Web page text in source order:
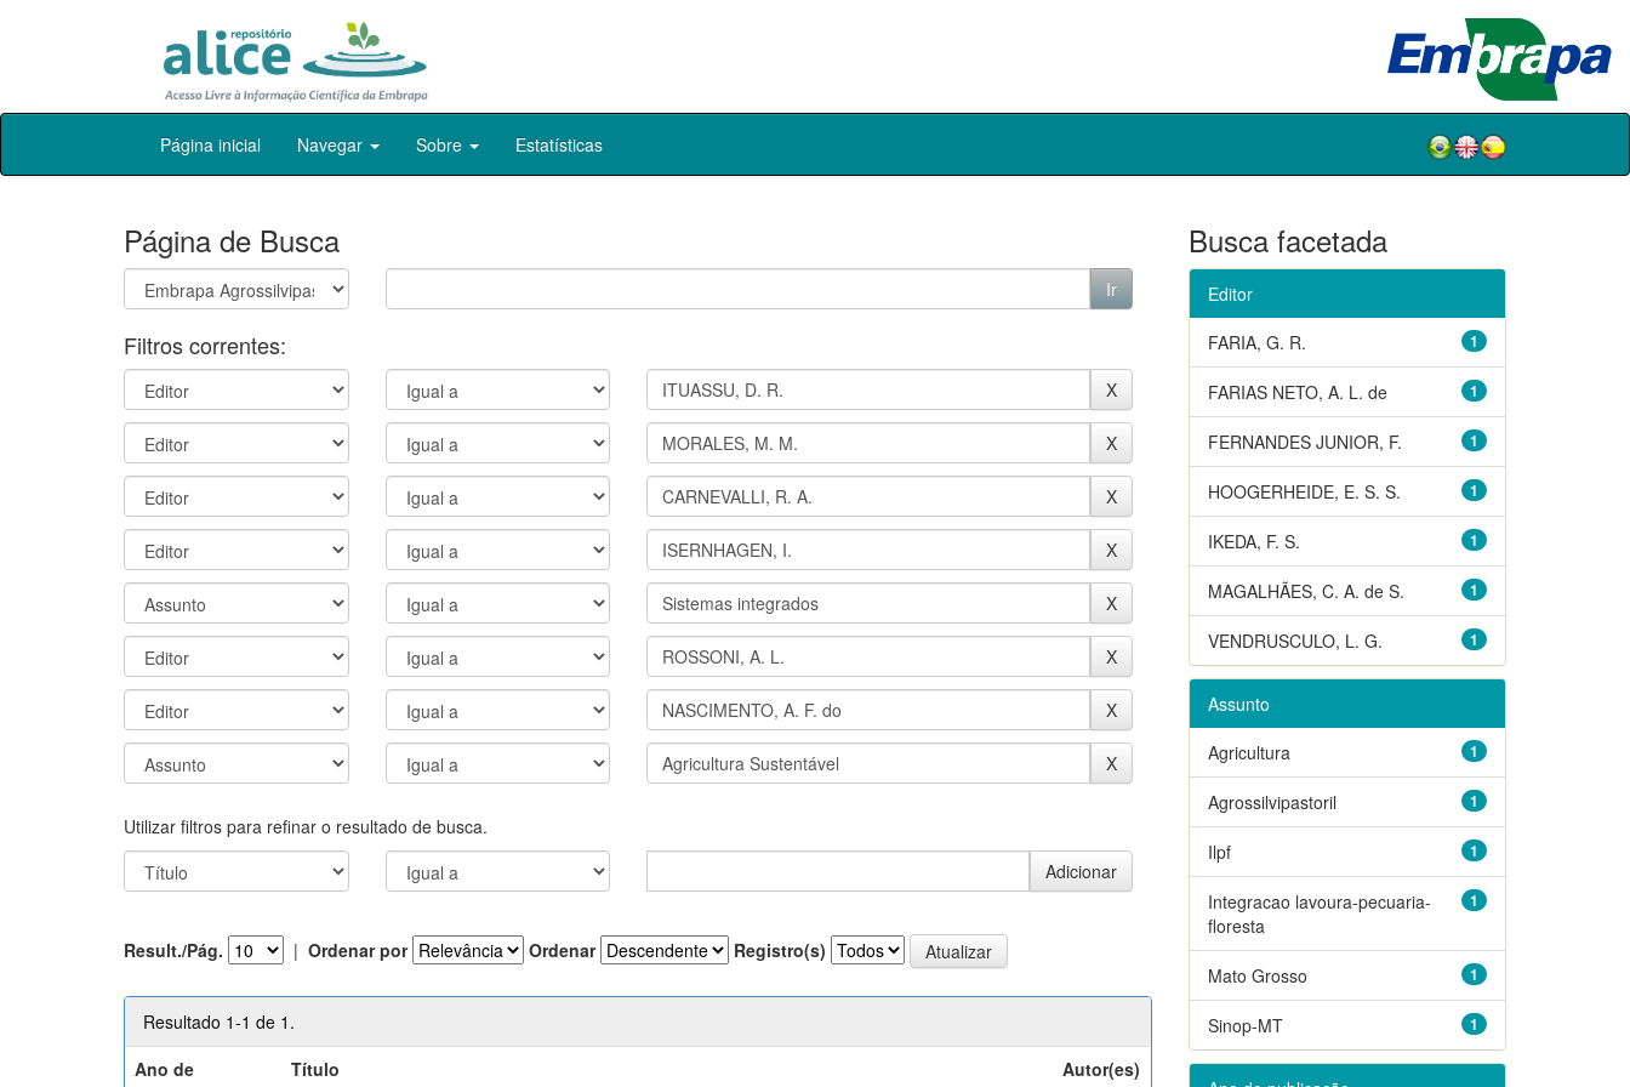
Skip
Página inicial Navegar Sobre Estatísticas
Página de Busca
Filtros correntes:
Utilizar filtros para refinar o resultado de busca.
Result./Pág. | Ordenar por Ordenar Registro(s)
Resultado 1-1 de 1.
Ano de
Título Autor(es)
Busca facetada
Editor
1
FARIA, G. R.
1
FARIAS NETO, A. L. de
1
FERNANDES JUNIOR, F.
1
HOOGERHEIDE, E. S. S.
1
IKEDA, F. S.
1
MAGALHÃES, C. A. de S.
1
VENDRUSCULO, L. G.
Assunto
1
Agricultura
1
Agrossilvipastoril
1
Ilpf
1
Integracao lavoura-pecuaria-
floresta
1
Mato Grosso
1
Sinop-MT